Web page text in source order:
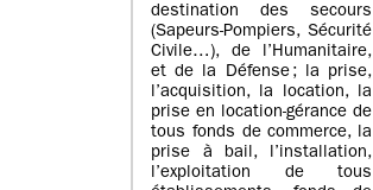
destination des secours
(Sapeurs-Pompiers, Sécurité
Civile…), de l’Humanitaire,
et de la Défense ; la prise,
l’acquisition, la location, la
prise en location-gérance de
tous fonds de commerce, la
prise à bail, l’installation,
l’exploitation de tous